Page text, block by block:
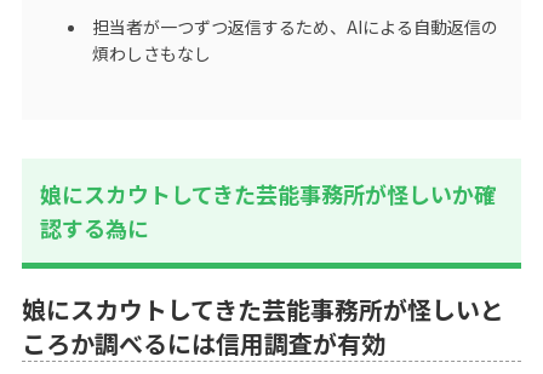
担当者が一つずつ返信するため、AIによる自動返信の
煩わしさもなし
娘にスカウトしてきた芸能事務所が怪しいか確
認する為に
娘にスカウトしてきた芸能事務所が怪しいと
ころか調べるには信用調査が有効